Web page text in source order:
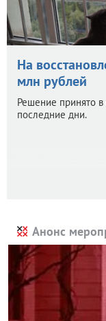
На
млн рублей
Решение принято
последние дни.
Анонс